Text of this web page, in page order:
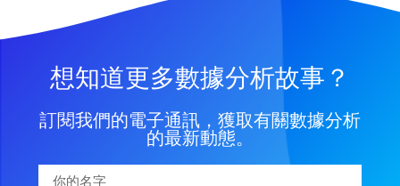
想知道更多數據分析故事？
訂閱我們的電子通訊，獲取有關數據分析
的最新動態。